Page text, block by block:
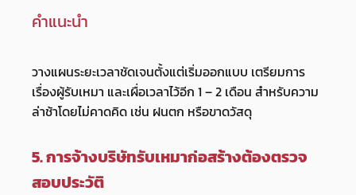
คำแนะนำ
วางแผนระยะเวลาชัดเจนตั้งแต่เริ่มออกแบบ เตรียมการ
เรื่องผู้รับเหมา และเผื่อเวลาไว้อีก 1 – 2 เดือน สำหรับความ
ล่าช้าโดยไม่คาดคิด เช่น ฝนตก หรือขาดวัสดุ
5. การจ้างบริษัทรับเหมาก่อสร้างต้องตรวจ
สอบประวัติ